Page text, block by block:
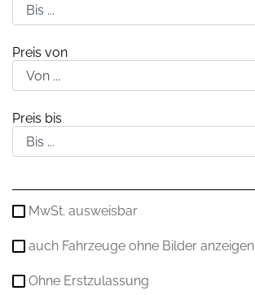
Preis von
Preis bis
MwSt. ausweisbar
auch Fahrzeuge ohne Bilder anzeigen
Ohne Erstzulassung